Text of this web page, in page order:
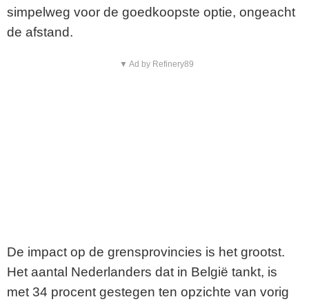
simpelweg voor de goedkoopste optie, ongeacht
de afstand.
▼ Ad by Refinery89
De impact op de grensprovincies is het grootst.
Het aantal Nederlanders dat in België tankt, is
met 34 procent gestegen ten opzichte van vorig